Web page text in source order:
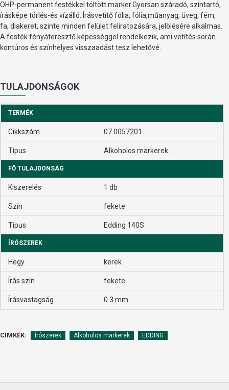
OHP-permanent festékkel töltött marker.Gyorsan száradó, színtartó,
írásképe törlés-és vízálló. Írásvetítő fólia, fólia,műanyag, üveg, fém,
fa, diakeret, szinte minden felület feliratozására, jelölésére alkalmas.
A festék fényáteresztő képességgel rendelkezik, ami vetítés során
kontúros és színhelyes visszaadást tesz lehetővé.
TULAJDONSÁGOK
TERMÉK
Cikkszám 07.0057201
Típus Alkoholos markerek
FŐ TULAJDONSÁG
Kiszerelés 1 db
Szín fekete
Típus Edding 140S
ÍRÓSZEREK
Hegy kerek
Írás szín fekete
Írásvastagság 0.3 mm
CÍMKÉK: Írószerek Alkoholos markerek EDDING